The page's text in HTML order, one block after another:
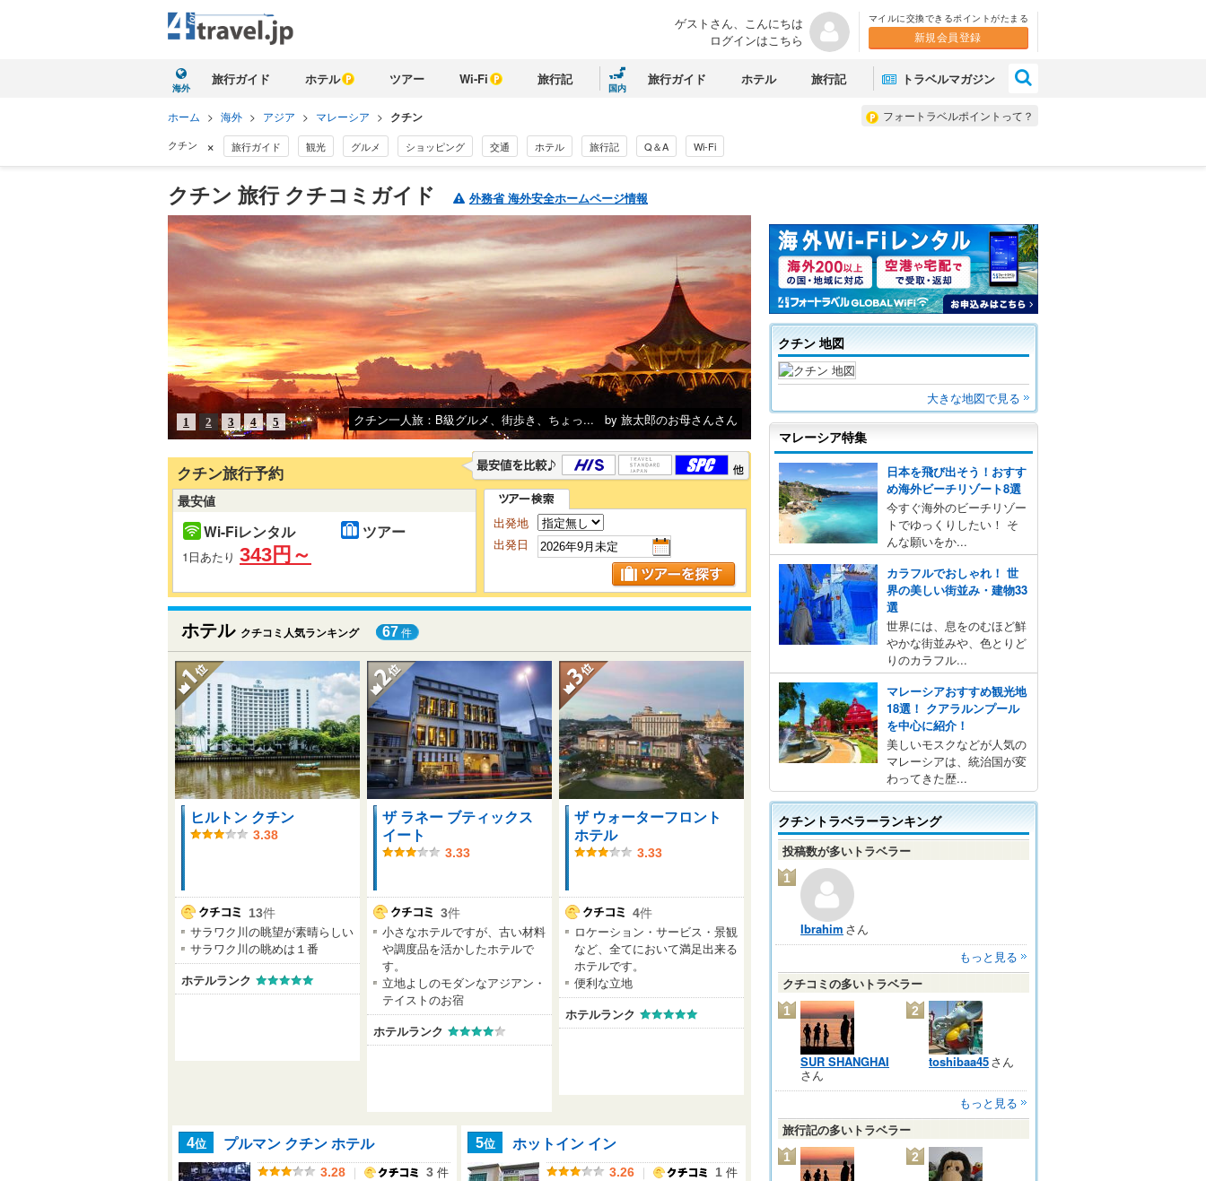
ゲストさん、 こんにちは
ログインはこちら
マイルに交換できるポイントがたまる
新規会員登録
海外
旅行ガイド ホテル ツアー Wi-Fi 旅行記
国内
旅行ガイド ホテル 旅行記 トラベルマガジン
フォートラベルポイントって？
ホーム > 海外 > アジア > マレーシア > クチン
クチン × 旅行ガイド 観光 グルメ ショッピング 交通 ホテル 旅行記 Q＆A Wi-Fi
クチン 旅行 クチコミガイド 外務省 海外安全ホームページ情報
クチン一人旅：B級グルメ、街歩き、ちょっ... by 旅太郎のお母さんさん
1 2 3 4 5
クチン旅行予約
最安値
Wi-Fiレンタル
1日あたり 343円～
ツアー
出発地
出発日
ホテル クチコミ人気ランキング 67 件
ヒルトン クチン
3.38
13件
サラワク川の眺望が素晴らしい
サラワク川の眺めは１番
ホテルランク
ザ ラネー ブティックス
イート
3.33
3件
小さなホテルですが、古い材料
や調度品を活かしたホテルで
す。
立地よしのモダンなアジアン・
テイストのお宿
ホテルランク
ザ ウォーターフロント
ホテル
3.33
4件
ロケーション・サービス・景観
など、全てにおいて満足出来る
ホテルです。
便利な立地
ホテルランク
4位 プルマン クチン ホテル
3.28 ｜ 3 件
5位 ホットイン イン
3.26 ｜ 1 件
クチン 地図
大きな地図で見る
マレーシア特集
日本を飛び出そう！おすす
め海外ビーチリゾート8選
今すぐ海外のビーチリゾー
トでゆっくりしたい！ そ
んな願いをか...
カラフルでおしゃれ！ 世
界の美しい街並み・建物33
選
世界には、息をのむほど鮮
やかな街並みや、色とりど
りのカラフル...
マレーシアおすすめ観光地
18選！ クアラルンプール
を中心に紹介！
美しいモスクなどが人気の
マレーシアは、統治国が変
わってきた歴...
クチントラベラーランキング
投稿数が多いトラベラー
1
Ibrahim さん
もっと見る
クチコミの多いトラベラー
1
SUR SHANGHAI
さん
2
toshibaa45さん
もっと見る
旅行記の多いトラベラー
1 2